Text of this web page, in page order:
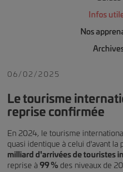
Infos
Nos
06/02/2025
Le tourisme
reprise confirmée
En 2024, le tourisme
quasi identique à celui d'avant la
milliard d'arrivées de touristes
reprise à 99 % des niveaux de